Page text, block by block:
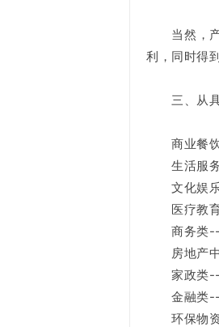
当然，产
利，同时得
三、从具
商业餐饮
生活服务
文化娱乐
医疗教育
商务类--
房地产中
家政类--代
金融类--
环保物资